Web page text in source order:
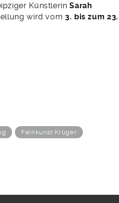
KünstlerinSarah
wird vom 3. bis zum 23.
Feinkunst Krüger